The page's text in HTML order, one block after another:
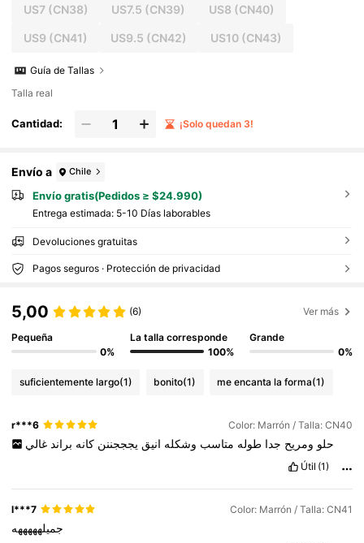
US7(CN38) US7.5 (CN39) US8 (CN40)
US9 (CN41) US9.5 (CN42) US10(CN43)
Guía de Tallas
Talla real
Cantidad: ¡Solo quedan 3!
Envío a Chile
Envío gratis(Pedidos ≥ $24.990)
Entrega estimada: 5-10 Días laborables
Devoluciones gratuitas
Pagos seguros · Protección de privacidad
5,00 (6) Ver más
Pequeña
0%
La talla corresponde
100%
Grande
0%
suficientemente largo(1) bonito(1) me encanta la forma(1)
r***6 Color: Marrón / Talla: CN40
حلو ومريح جداطوله متاسب وشكله انيق يجججنننكانه براندغالي
Útil (1)
l***7 Color: Marrón / Talla: CN41
جميلهههههه